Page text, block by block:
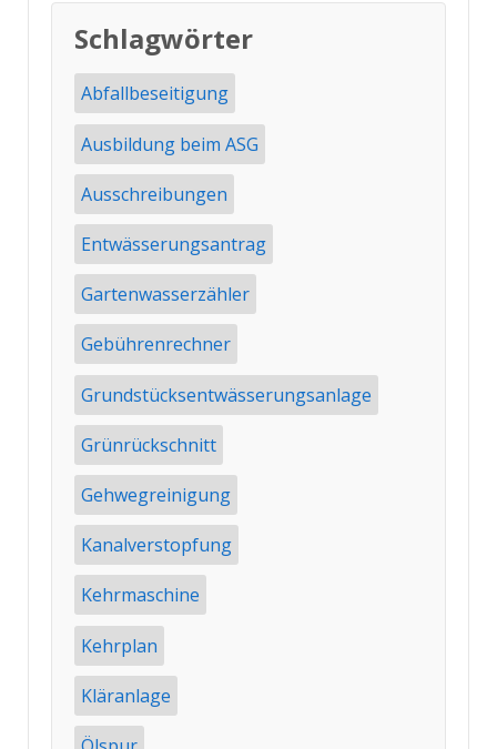
Schlagwörter
Abfallbeseitigung
Ausbildung beim ASG
Ausschreibungen
Entwässerungsantrag
Gartenwasserzähler
Gebührenrechner
Grundstücksentwässerungsanlage
Grünrückschnitt
Gehwegreinigung
Kanalverstopfung
Kehrmaschine
Kehrplan
Kläranlage